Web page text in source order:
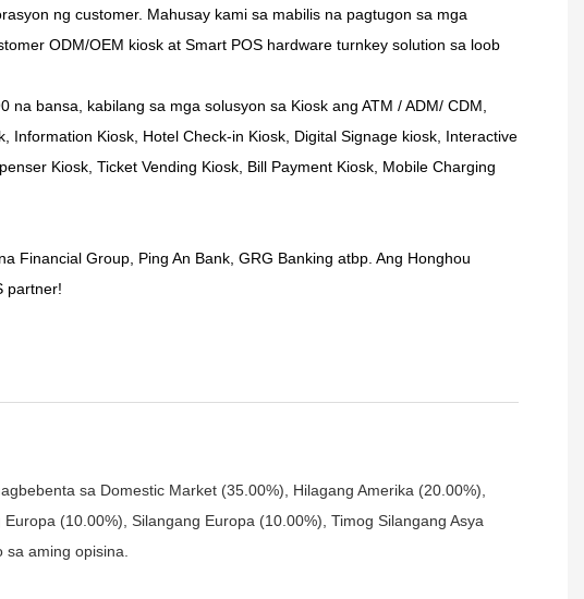
ng customer. Mahusay kami sa mabilis na pagtugon sa mga
ODM/OEM kiosk at Smart POS hardware turnkey solution sa loob
bansa, kabilang sa mga solusyon sa Kiosk ang ATM / ADM/ CDM,
Information Kiosk, Hotel Check-in Kiosk, Digital Signage kiosk, Interactive
Kiosk, Ticket Vending Kiosk, Bill Payment Kiosk, Mobile Charging
Financial Group, Ping An Bank, GRG Banking atbp. Ang Honghou
partner!
sa Domestic Market (35.00%), Hilagang Amerika (20.00%),
(10.00%), Silangang Europa (10.00%), Timog Silangang Asya
aming opisina.